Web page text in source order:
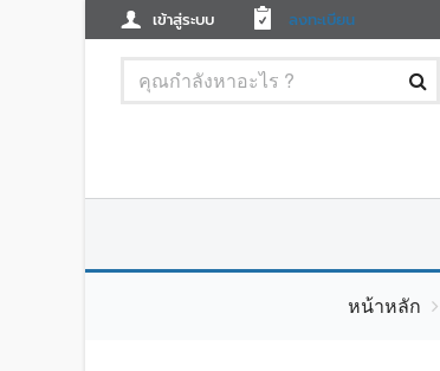
เข้าสู่ระบบ ลงทะเบียน
หน้าหลัก